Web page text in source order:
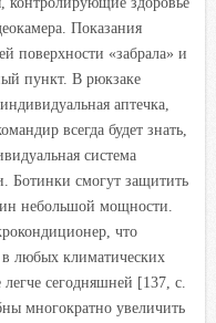
Показания
поверхности «забрала» и
пункт. В рюкзаке
аптечка,
всегда будет знать,
система
Ботинки смогут защитить
небольшой мощности.
что
в любых климатических
сегодняшней [137, с.
многократно увеличить